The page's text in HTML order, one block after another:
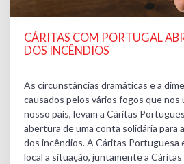
CÁRITAS COM PORTUGAL
DOS INCÊNDIOS
As circunstâncias dramáticas e a
causados pelos vários fogos que nos
nosso país, levam a Cáritas
abertura de uma conta solidária para
dos incêndios. A Cáritas Portuguesa
local a situação, juntamente a